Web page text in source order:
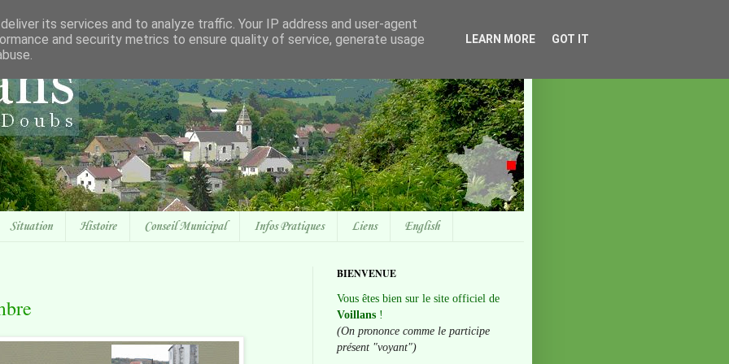
Situation Histoire Conseil Municipal Infos Pratiques Liens English
BIENVENUE
Vous êtes bien sur le site officiel de
Voillans !
(On prononce comme le participe
présent "voyant")
its services and to analyze traffic. Your IP address and user-agent
and security metrics to ensure quality of service, generate usage
LEARN MORE GOT IT